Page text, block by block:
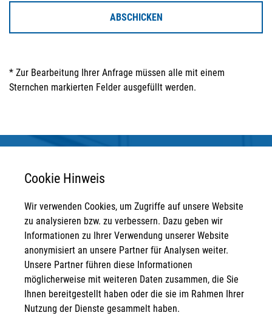
ABSCHICKEN
* Zur Bearbeitung Ihrer Anfrage müssen alle mit einem
Sternchen markierten Felder ausgefüllt werden.
Anschrift
STRATEGPRO Real Estate Erfurt GmbH
Neuwerkstraße 45/46
99084 Erfurt
Kontakt
Cookie Hinweis
Wir verwenden Cookies, um Zugriffe auf unsere Website
zu analysieren bzw. zu verbessern. Dazu geben wir
Informationen zu Ihrer Verwendung unserer Website
anonymisiert an unsere Partner für Analysen weiter.
Unsere Partner führen diese Informationen
möglicherweise mit weiteren Daten zusammen, die Sie
Ihnen bereitgestellt haben oder die sie im Rahmen Ihrer
Nutzung der Dienste gesammelt haben.